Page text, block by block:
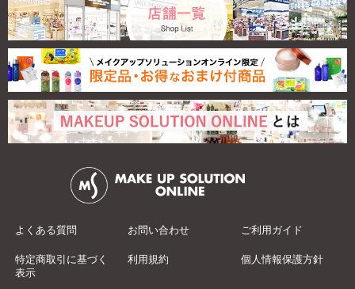
よくある質問 お問い合わせ ご利用ガイド
特定商取引に基づく
表示
利用規約 個人情報保護方針